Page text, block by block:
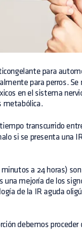
para
para perros.
en el sistema
metabólica.
transcurrido
si se presenta una
minutos a 24 horas)
mejoría de los
de la IR aguda
debemos